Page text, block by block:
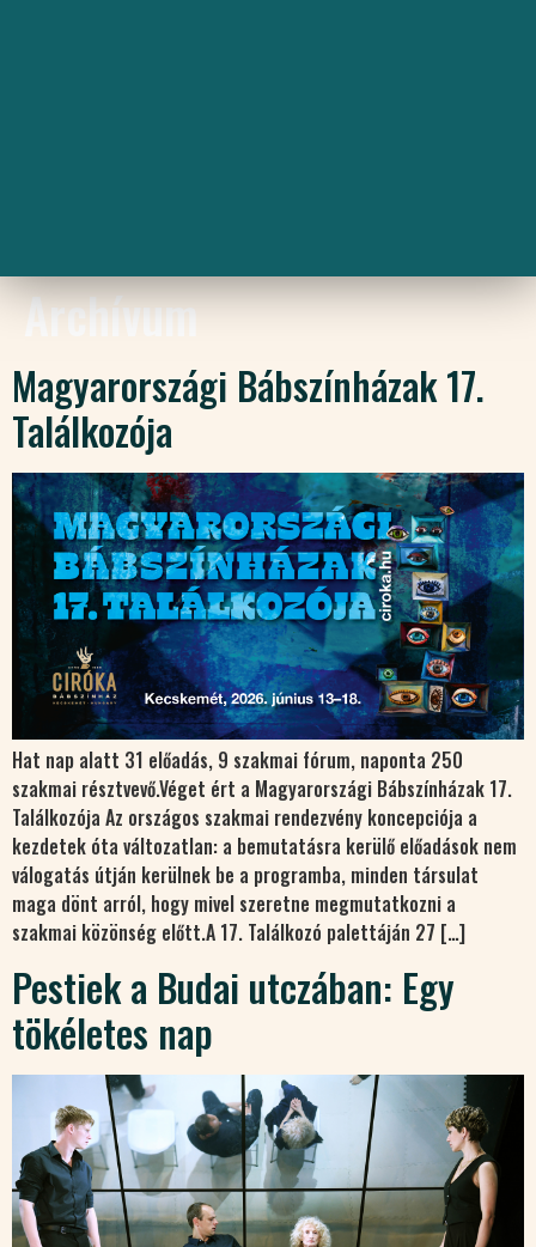
Archívum
Magyarországi Bábszínházak 17.
Találkozója
Hat nap alatt 31 előadás, 9 szakmai fórum, naponta 250
szakmai résztvevő.Véget ért a Magyarországi Bábszínházak 17.
Találkozója Az országos szakmai rendezvény koncepciója a
kezdetek óta változatlan: a bemutatásra kerülő előadások nem
válogatás útján kerülnek be a programba, minden társulat
maga dönt arról, hogy mivel szeretne megmutatkozni a
szakmai közönség előtt.A 17. Találkozó palettáján 27 […]
Pestiek a Budai utczában: Egy
tökéletes nap